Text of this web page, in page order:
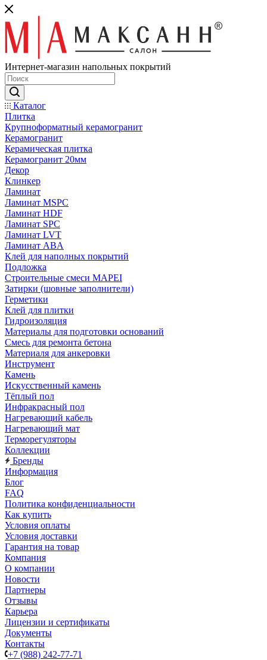
Интернет-магазин напольных покрытий
Каталог
Плитка
Крупноформатный керамогранит
Керамогранит
Керамическая плитка
Керамогранит 20мм
Декор
Клинкер
Ламинат
Ламинат MSPC
Ламинат HDF
Ламинат SPC
Ламинат LVT
Ламинат ABA
Клей для наполных покрытий
Подложка
Строительные смеси MAPEI
Затирки (шовные заполнители)
Герметики
Клей для плитки
Гидроизоляция
Материалы для подготовки оснований
Смесь для ремонта бетона
Материаля для анкеровки
Инструмент
Камень
Искусственный камень
Тёплый пол
Инфракрасный пол
Нагревающий кабель
Нагревающий мат
Терморегуляторы
Коллекции
Бренды
Информация
Блог
FAQ
Политика конфиденциальности
Как купить
Условия оплаты
Условия доставки
Гарантия на товар
Компания
О компании
Новости
Партнеры
Отзывы
Карьера
Лицензии и сертификаты
Документы
Контакты
+7 (988) 242-77-71